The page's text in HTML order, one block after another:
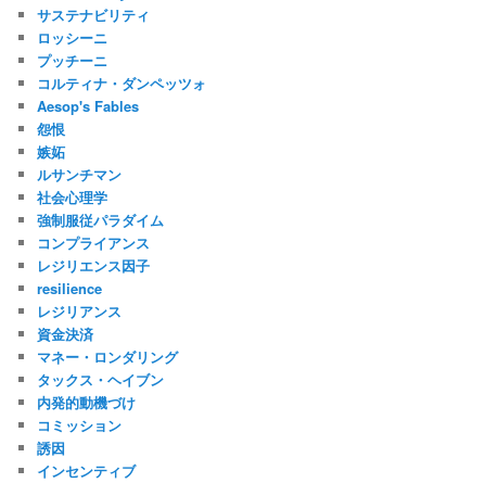
サステナビリティ
ロッシーニ
プッチーニ
コルティナ・ダンペッツォ
Aesop's Fables
怨恨
嫉妬
ルサンチマン
社会心理学
強制服従パラダイム
コンプライアンス
レジリエンス因子
resilience
レジリアンス
資金決済
マネー・ロンダリング
タックス・ヘイブン
内発的動機づけ
コミッション
誘因
インセンティブ